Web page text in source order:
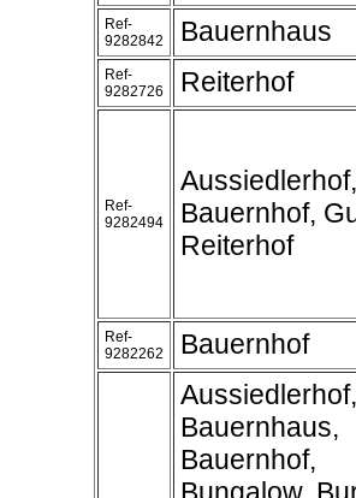
Ref-
9282842
Bauernhaus
Ref-
9282726
Reiterhof
Ref-
9282494
Aussiedlerhof,
Bauernhof,
Reiterhof
Ref-
9282262
Bauernhof
Bauernhaus,
Bauernhof,